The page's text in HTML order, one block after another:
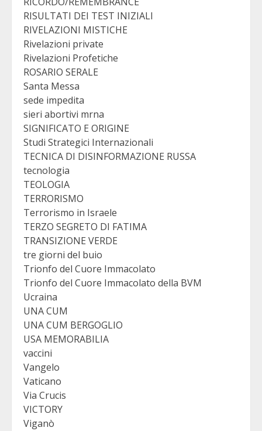
RISULTATI DEI TEST INIZIALI
RIVELAZIONI MISTICHE
Rivelazioni private
Rivelazioni Profetiche
ROSARIO SERALE
Santa Messa
sede impedita
sieri abortivi mrna
SIGNIFICATO E ORIGINE
Studi Strategici Internazionali
TECNICA DI DISINFORMAZIONE RUSSA
tecnologia
TEOLOGIA
TERRORISMO
Terrorismo in Israele
TERZO SEGRETO DI FATIMA
TRANSIZIONE VERDE
tre giorni del buio
Trionfo del Cuore Immacolato
Trionfo del Cuore Immacolato della BVM
Ucraina
UNA CUM
UNA CUM BERGOGLIO
USA MEMORABILIA
vaccini
Vangelo
Vaticano
Via Crucis
VICTORY
Viganò